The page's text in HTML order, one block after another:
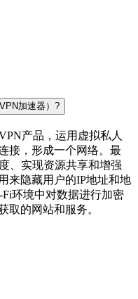
加速器）?
产品，运用虚拟私人
接，形成一个网络。最
、实现资源共享和增强
来隐藏用户的IP地址和地
环境中对数据进行加密
取的网站和服务。